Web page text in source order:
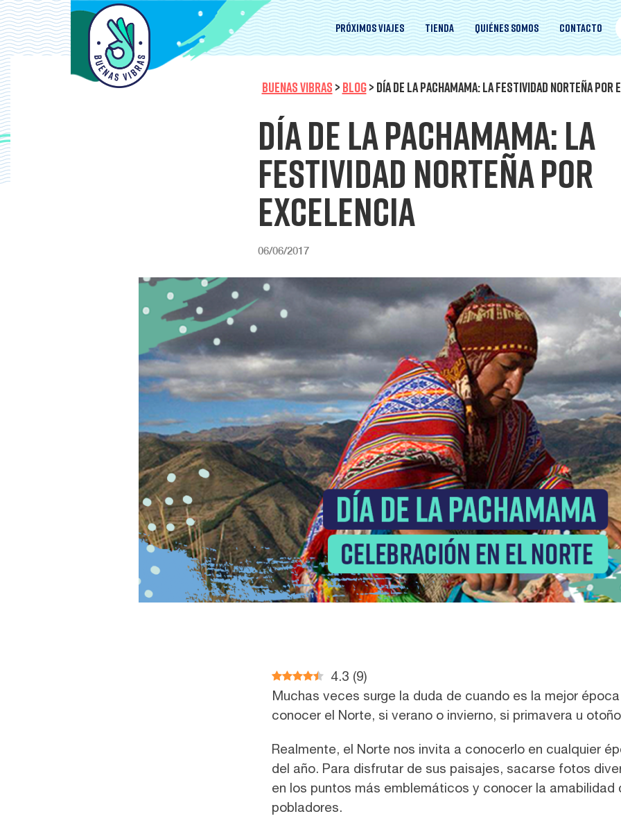
Próximos viajes Tienda Quiénes somos Contacto
BUENAS VIBRAS > BLOG> DÍA DE LA PACHAMAMA: LA FESTIVIDAD NORTEÑA POR
Día de la Pachamama: La
festividad norteña por
excelencia
06/06/2017
4.3 (9)
Muchas veces surge la duda de cuando es la mejor
conocer el Norte, si verano o invierno, si primavera u
Realmente, el Norte nos invita a conocerlo en cualquier
del año. Para disfrutar de sus paisajes, sacarse fotos
en los puntos más emblemáticos y conocer la amabilidad
pobladores.